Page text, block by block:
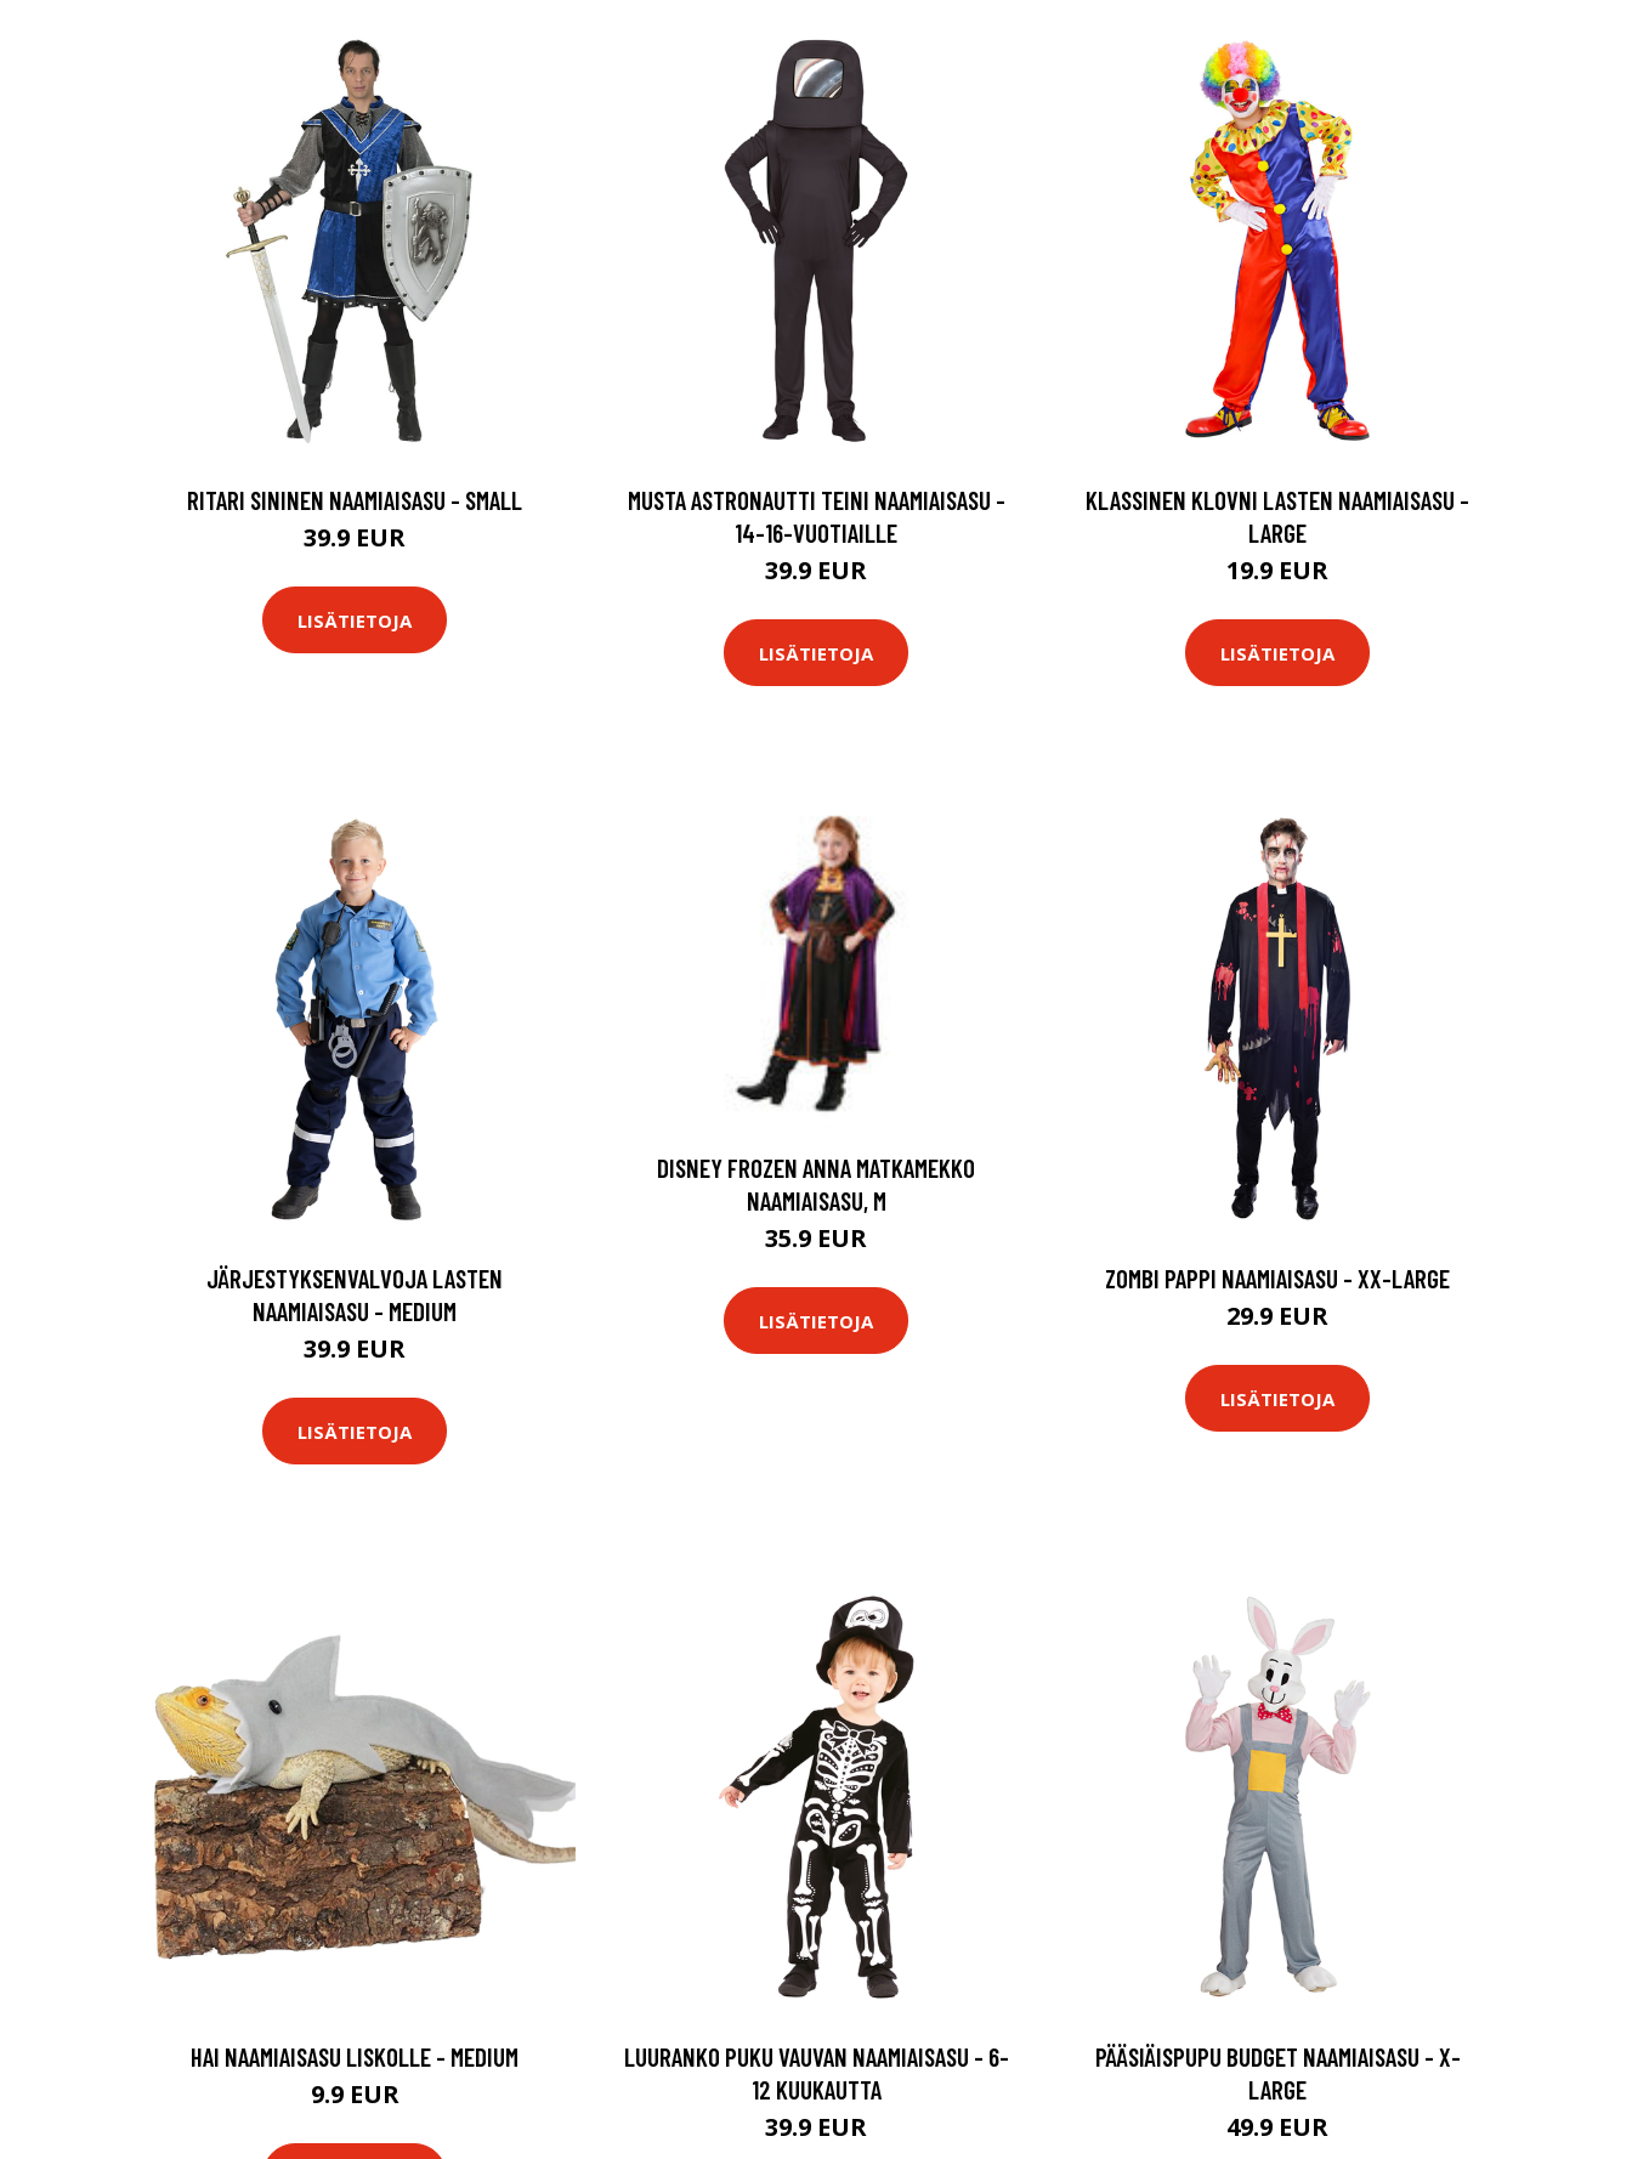
RITARI SININEN NAAMIAISASU - SMALL
39.9 EUR
LISÄTIETOJA
MUSTA ASTRONAUTTI TEINI NAAMIAISASU -
14-16-VUOTIAILLE
39.9 EUR
LISÄTIETOJA
KLASSINEN KLOVNI LASTEN NAAMIAISASU -
LARGE
19.9 EUR
LISÄTIETOJA
JÄRJESTYKSENVALVOJA LASTEN
NAAMIAISASU - MEDIUM
39.9 EUR
LISÄTIETOJA
DISNEY FROZEN ANNA MATKAMEKKO
NAAMIAISASU, M
35.9 EUR
LISÄTIETOJA
ZOMBI PAPPI NAAMIAISASU - XX-LARGE
29.9 EUR
LISÄTIETOJA
HAI NAAMIAISASU LISKOLLE - MEDIUM
9.9 EUR
LUURANKO PUKU VAUVAN NAAMIAISASU - 6-
12 KUUKAUTTA
39.9 EUR
PÄÄSIÄISPUPU BUDGET NAAMIAISASU - X-
LARGE
49.9 EUR